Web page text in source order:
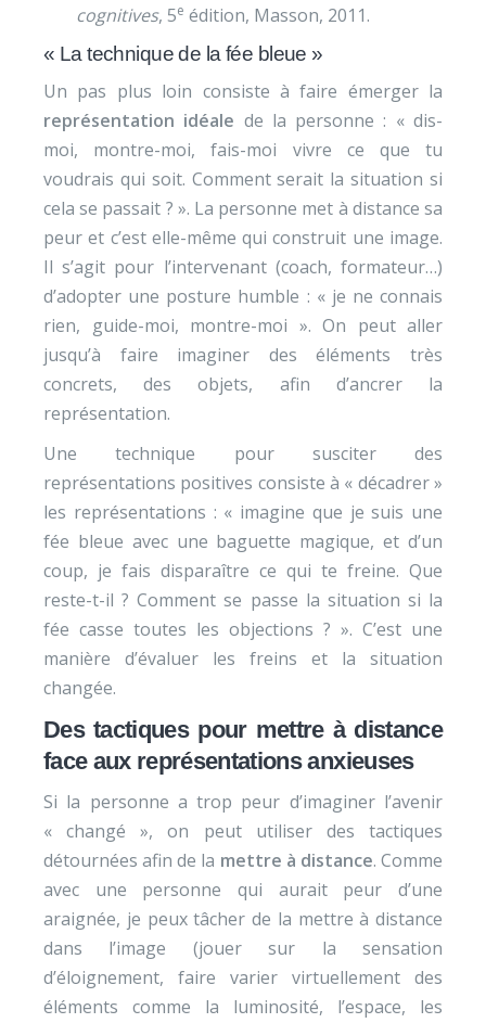
cognitives, 5e édition, Masson, 2011.
« La technique de la fée bleue »
Un pas plus loin consiste à faire émerger la
représentation idéale de la personne : « dis-
moi, montre-moi, fais-moi vivre ce que tu
voudrais qui soit. Comment serait la situation si
cela se passait ? ». La personne met à distance sa
peur et c’est elle-même qui construit une image.
Il s’agit pour l’intervenant (coach, formateur…)
d’adopter une posture humble : « je ne connais
rien, guide-moi, montre-moi ». On peut aller
jusqu’à faire imaginer des éléments très
concrets, des objets, afin d’ancrer la
représentation.
Une technique pour susciter des
représentations positives consiste à « décadrer »
les représentations : « imagine que je suis une
fée bleue avec une baguette magique, et d’un
coup, je fais disparaître ce qui te freine. Que
reste-t-il ? Comment se passe la situation si la
fée casse toutes les objections ? ». C’est une
manière d’évaluer les freins et la situation
changée.
Des tactiques pour mettre à distance
face aux représentations anxieuses
Si la personne a trop peur d’imaginer l’avenir
« changé », on peut utiliser des tactiques
détournées afin de la mettre à distance. Comme
avec une personne qui aurait peur d’une
araignée, je peux tâcher de la mettre à distance
dans l’image (jouer sur la sensation
d’éloignement, faire varier virtuellement des
éléments comme la luminosité, l’espace, les